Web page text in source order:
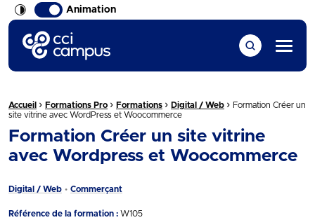
Animation
CCI Campus La formation qui vous ressemble
Menu
Fil d'Ariane :
Accueil › Formations Pro › Formations › Digital / Web › Formation Créer un
site vitrine avec WordPress et Woocommerce
Formation Créer un site vitrine
avec Wordpress et Woocommerce
Digital / Web Commerçant
Référence de la formation : W105